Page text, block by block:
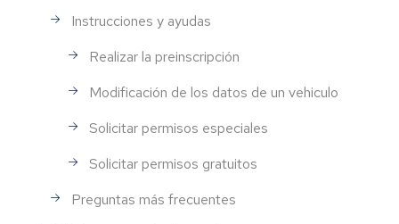
Instrucciones y ayudas
Realizar la preinscripción
Modificación de los datos de un vehiculo
Solicitar permisos especiales
Solicitar permisos gratuitos
Preguntas más frecuentes